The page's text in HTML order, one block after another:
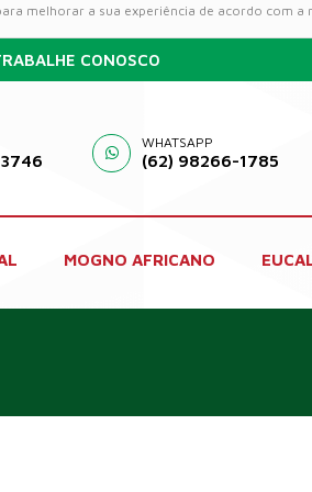
melhorar a sua experiência de acordo com a
CONOSCO
WHATSAPP
(62) 98266-1785
MOGNO AFRICANO